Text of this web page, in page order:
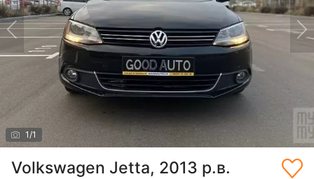
1 /1
Volkswagen Jetta, 2013 р.в.